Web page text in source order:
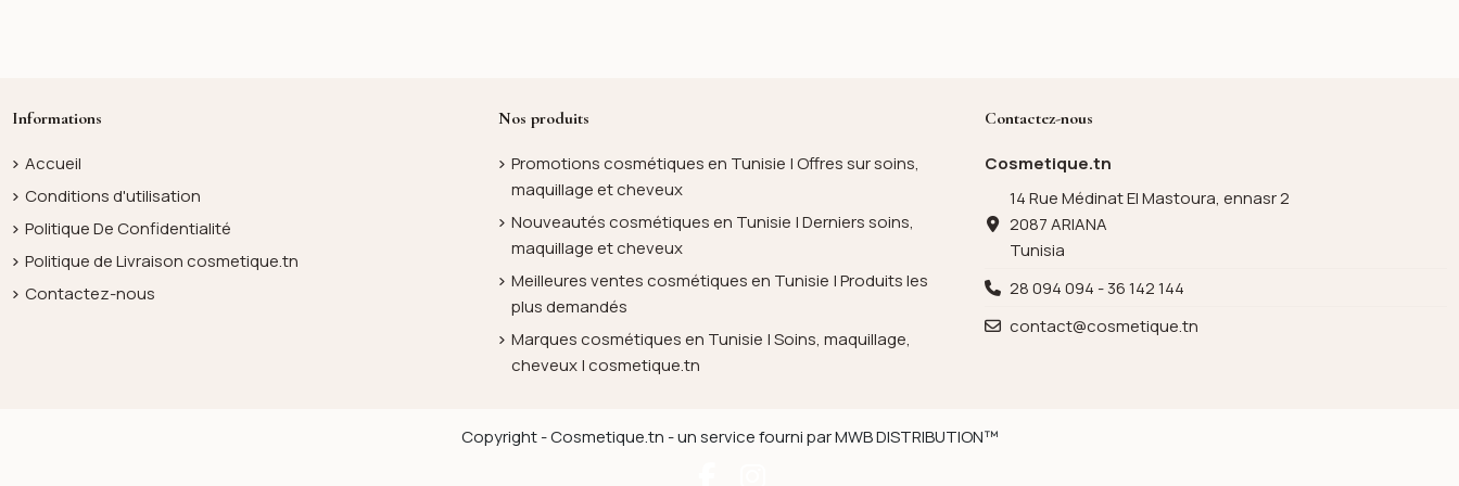
Informations
Accueil
Conditions d'utilisation
Politique De Confidentialité
Politique de Livraison cosmetique.tn
Contactez-nous
Nos produits
Promotions cosmétiques en Tunisie | Offres sur soins,
maquillage et cheveux
Nouveautés cosmétiques en Tunisie | Derniers soins,
maquillage et cheveux
Meilleures ventes cosmétiques en Tunisie | Produits les
plus demandés
Marques cosmétiques en Tunisie | Soins, maquillage,
cheveux | cosmetique.tn
Contactez-nous
Cosmetique.tn
14 Rue Médinat El Mastoura, ennasr 2
2087 ARIANA
Tunisia
28 094 094 - 36 142 144
contact@cosmetique.tn
Copyright - Cosmetique.tn - un service fourni par MWB DISTRIBUTION™